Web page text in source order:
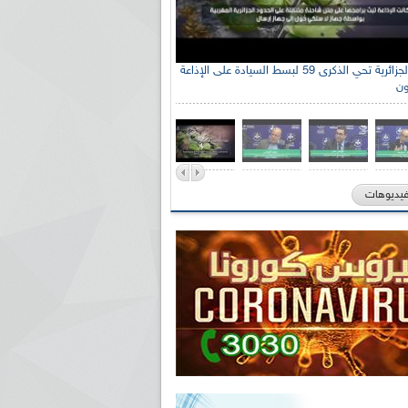
الإذاعة الجزائرية تحي الذكرى 59 لبسط السيادة على الإذاعة